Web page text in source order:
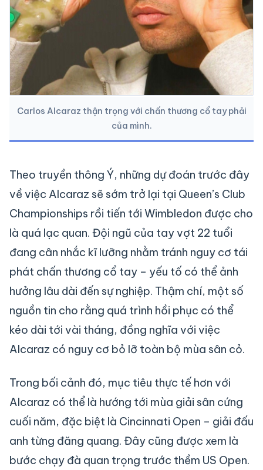
Carlos Alcaraz thận trọng với chấn thương cổ tay phải
của mình.
Theo truyền thông Ý, những dự đoán trước đây
về việc Alcaraz sẽ sớm trở lại tại Queen’s Club
Championships rồi tiến tới Wimbledon được cho
là quá lạc quan. Đội ngũ của tay vợt 22 tuổi
đang cân nhắc kĩ lưỡng nhằm tránh nguy cơ tái
phát chấn thương cổ tay – yếu tố có thể ảnh
hưởng lâu dài đến sự nghiệp. Thậm chí, một số
nguồn tin cho rằng quá trình hồi phục có thể
kéo dài tới vài tháng, đồng nghĩa với việc
Alcaraz có nguy cơ bỏ lỡ toàn bộ mùa sân cỏ.
Trong bối cảnh đó, mục tiêu thực tế hơn với
Alcaraz có thể là hướng tới mùa giải sân cứng
cuối năm, đặc biệt là Cincinnati Open – giải đấu
anh từng đăng quang. Đây cũng được xem là
bước chạy đà quan trọng trước thềm US Open.